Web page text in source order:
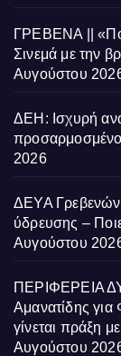
ΓΡΕΒΕΝΑ ||
Σινεμά με την
Αυγούστου
ΔΕΗ: Ισχυρή
2026
ΔΕΥΑ Γρεβενών:
ύδρευσης –
Αυγούστου
ΠΕΡΙΦΕΡΕΙΑ
Αμανατίδης
γίνεται πράξη
Αυγούστου